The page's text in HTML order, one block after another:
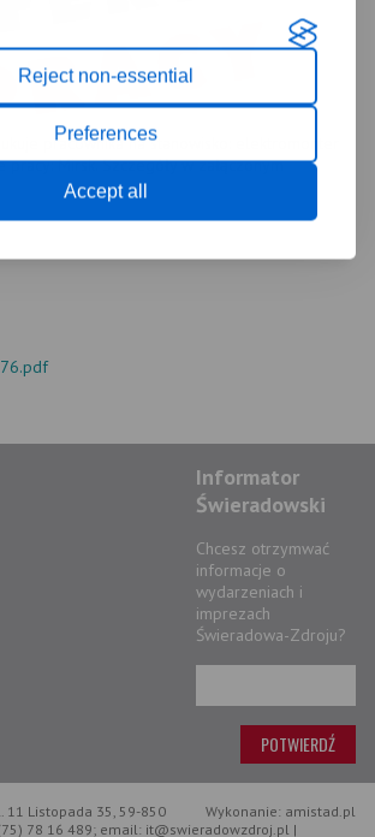
Reject non-essential
Preferences
Accept all
pracownika na stanowisko: elektromonter
pracy: Mirsk. Szczegóły w załączonym
Informator
Świeradowski
Chcesz otrzymwać
informacje o
wydarzeniach i
imprezach
Świeradowa-Zdroju?
Wykonanie: amistad.pl
11 Listopada 35, 59-850
78 16 489; email: it@swieradowzdroj.pl |